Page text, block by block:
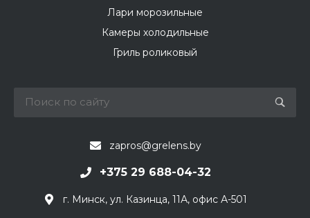
Лари морозильные
Камеры холодильные
Гриль роликовый
zapros@grelens.by
+375 29 688-04-32
г. Минск, ул. Казинца, 11А, офис А-501